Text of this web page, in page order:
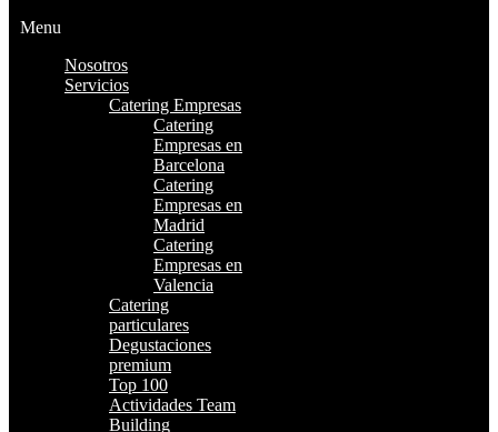
Menu
Nosotros
Servicios
Catering Empresas
Catering
Empresas en
Barcelona
Catering
Empresas en
Madrid
Catering
Empresas en
Valencia
Catering
particulares
Degustaciones
premium
Top 100
Actividades Team
Building